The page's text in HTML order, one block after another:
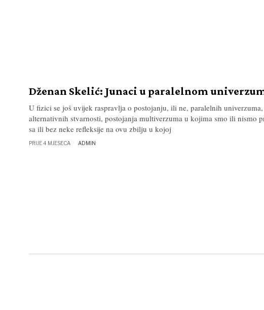
Dženan Skelić: Junaci u paralelnom
U fizici se još uvijek raspravlja o postojanju, ili ne, paralelnih univerzuma,
alternativnih stvarnosti, postojanja multiverzuma u kojima smo ili nismo
sa ili bez neke refleksije na ovu zbilju u kojoj
PRIJE 4 MJESECA ADMIN